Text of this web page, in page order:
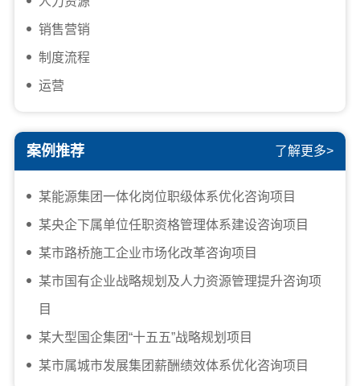
销售营销
制度流程
运营
案例推荐 了解更多>
某能源集团一体化岗位职级体系优化咨询项目
某央企下属单位任职资格管理体系建设咨询项目
某市路桥施工企业市场化改革咨询项目
某市国有企业战略规划及人力资源管理提升咨询项
目
某大型国企集团“十五五”战略规划项目
某市属城市发展集团薪酬绩效体系优化咨询项目